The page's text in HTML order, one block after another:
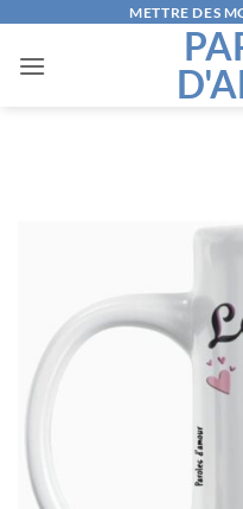
contenu
METTRE DES